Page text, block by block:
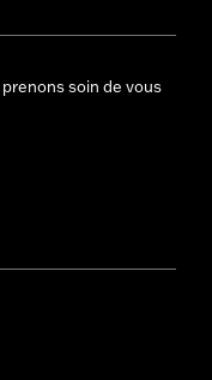
prenons soin de vous